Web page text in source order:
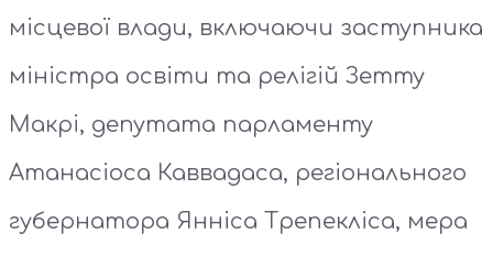
місцевої влади, включаючи заступника
міністра освіти та релігій Зетту
Макрі, депутата парламенту
Атанасіоса Каввадаса, регіонального
губернатора Янніса Трепекліса, мера